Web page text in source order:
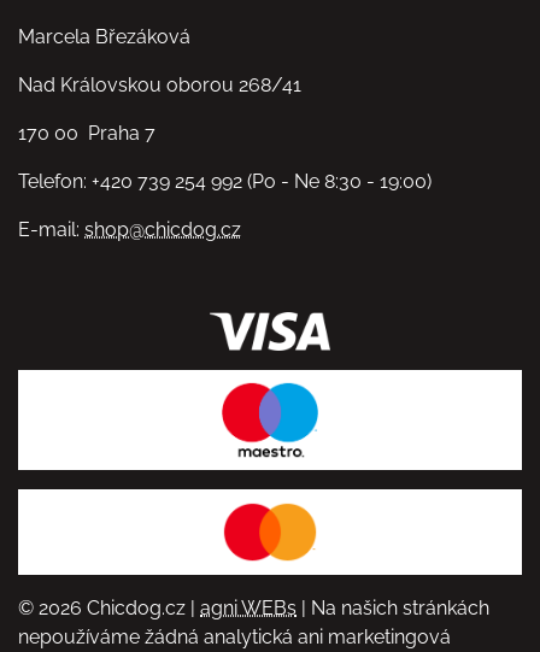
Marcela Březáková
Nad Královskou oborou 268/41
170 00 Praha 7
Telefon: +420 739 254 992 (Po - Ne 8:30 - 19:00)
E-mail: shop@chicdog.cz
© 2026 Chicdog.cz | agni WEBs | Na našich stránkách
nepoužíváme žádná analytická ani marketingová